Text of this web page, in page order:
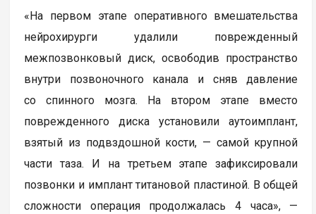
«На первом этапе оперативного вмешательства
нейрохирурги удалили поврежденный
межпозвонковый диск, освободив пространство
внутри позвоночного канала и сняв давление
со спинного мозга. На втором этапе вместо
поврежденного диска установили аутоимплант,
взятый из подвздошной кости, — самой крупной
части таза. И на третьем этапе зафиксировали
позвонки и имплант титановой пластиной. В общей
сложности операция продолжалась 4 часа», —